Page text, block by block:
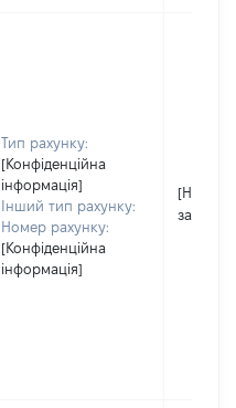
Тип рахунку:
[Конфіденційна
інформація]
Інший тип рахунку:
Номер рахунку:
[Конфіденційна
інформація]
[Не